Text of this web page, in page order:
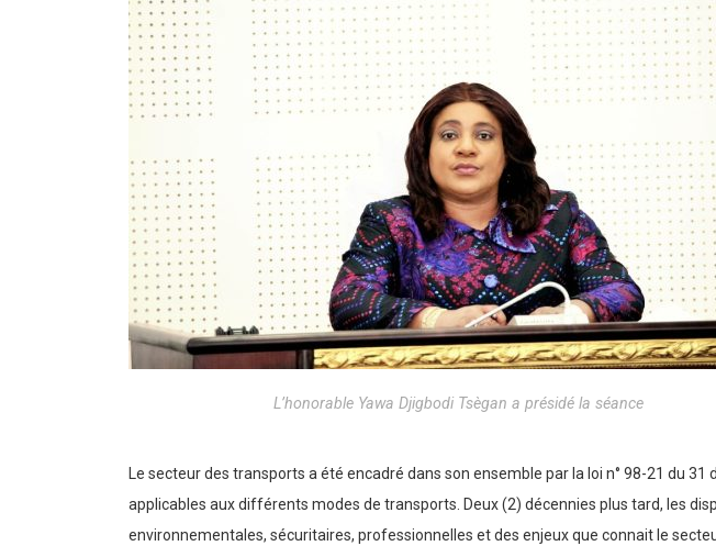
L’honorable Yawa Djigbodi Tsègan a présidé la séance
Le secteur des transports a été encadré dans son ensemble par la loi n° 98-21 du
applicables aux différents modes de transports. Deux (2) décennies plus tard, les
environnementales, sécuritaires, professionnelles et des enjeux que connait le